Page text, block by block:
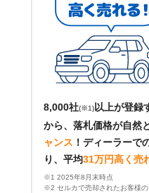
8,000社(※1)以上が登録
から、落札価格が自然
ャンス ！ ディーラーで
り、平均31万円高く売
※1 2025年8月末時点
※2 セルカで売却されたお客様